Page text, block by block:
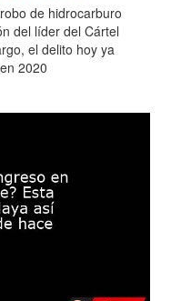
de hidrocarburo
del líder del Cártel
el delito hoy ya
2020